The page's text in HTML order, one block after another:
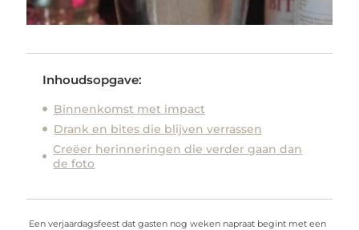
Inhoudsopgave:
Binnenkomst met impact
Drank en bites die blijven verrassen
Creëer herinneringen die verder gaan dan
de foto
Een verjaardagsfeest dat gasten nog weken napraat begint met een